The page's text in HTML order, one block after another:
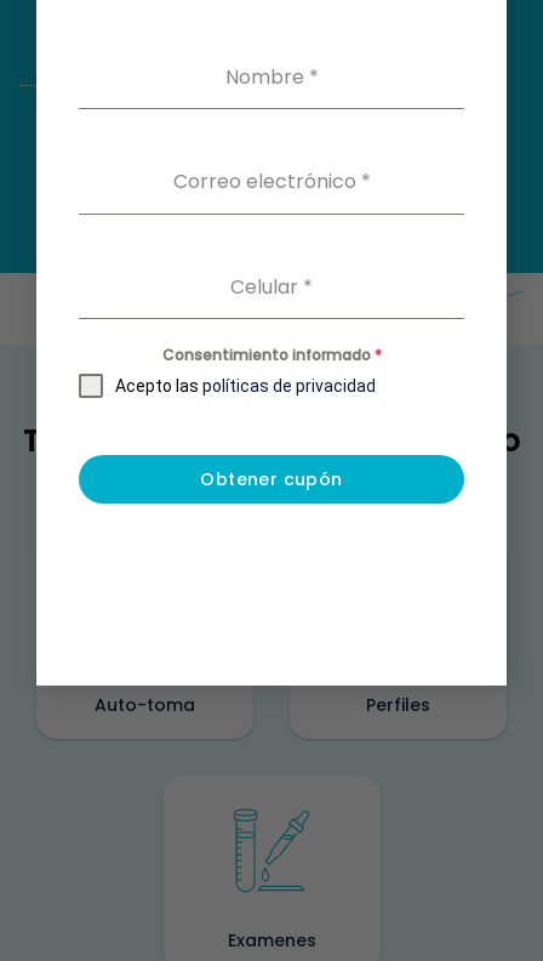
Nombre *
Correo electrónico *
Celular *
Consentimiento informado*
Acepto las políticas de privacidad
Obtener cupón
También puedes estar buscando
Auto-toma Perfiles
Examenes